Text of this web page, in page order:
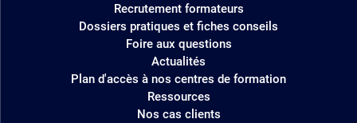
Recrutement formateurs
Dossiers pratiques et fiches conseils
Foire aux questions
Actualités
Plan d'accès à nos centres de formation
Ressources
Nos cas clients